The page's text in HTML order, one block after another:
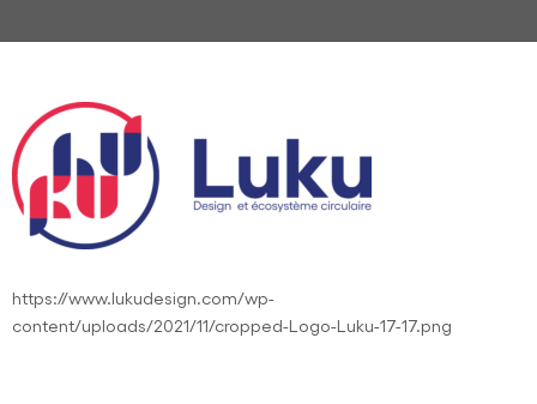
https://www.lukudesign.com/wp-
content/uploads/2021/11/cropped-Logo-Luku-17-17.png